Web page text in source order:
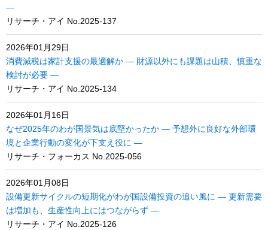
―
リサーチ・アイ No.2025-137
2026年01月29日
消費減税は家計支援の最適解か ― 財源以外にも課題は山積、慎重な
検討が必要 ―
リサーチ・アイ No.2025-134
2026年01月16日
なぜ2025年のわが国景気は底堅かったか ― 予想外に良好な外部環
境と企業行動の変化が下支え役に ―
リサーチ・フォーカス No.2025-056
2026年01月08日
設備更新サイクルの短期化がわが国設備投資の追い風に ― 更新需要
は増加も、生産性向上にはつながらず ―
リサーチ・アイ No.2025-126